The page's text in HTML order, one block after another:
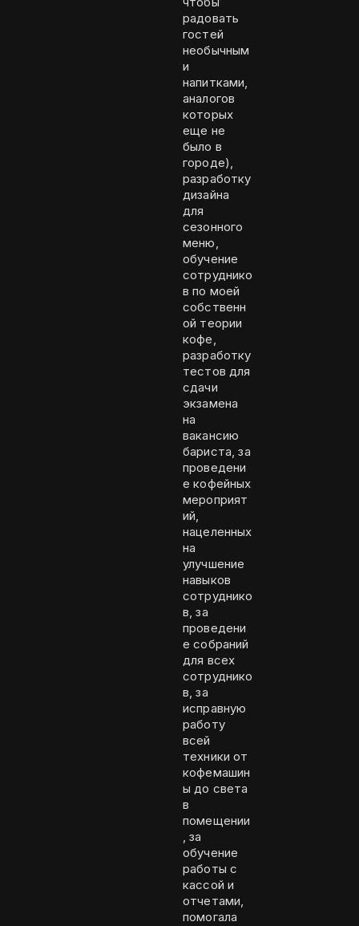
радовать
гостей
необычным
и
напитками,
аналогов
которых
еще не
было в
городе),
разработку
дизайна
для
сезонного
меню,
обучение
сотруднико
в по моей
собственн
ой теории
кофе,
разработку
тестов для
сдачи
экзамена
на
вакансию
бариста, за
проведени
е кофейных
мероприят
ий,
нацеленных
на
улучшение
навыков
сотруднико
в, за
проведени
е собраний
для всех
сотруднико
в, за
исправную
работу
всей
техники от
кофемашин
ы до света
в
помещении
, за
обучение
работы с
кассой и
отчетами,
помогала